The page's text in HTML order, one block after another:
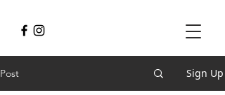
Post Sign Up